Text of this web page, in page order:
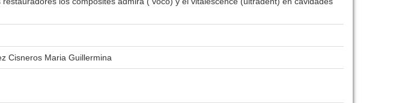
Cisneros Maria Guillermina